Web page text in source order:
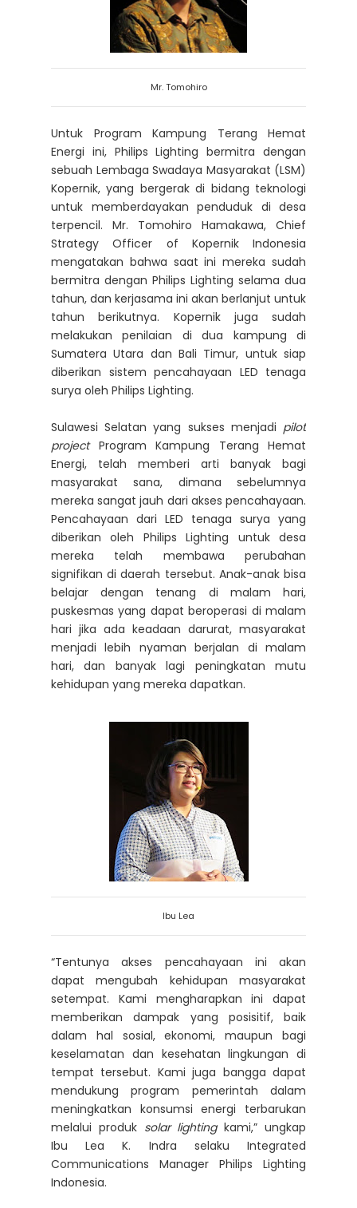
Mr. Tomohiro
Untuk Program Kampung Terang Hemat
Energi ini, Philips Lighting bermitra dengan
sebuah Lembaga Swadaya Masyarakat (LSM)
Kopernik, yang bergerak di bidang teknologi
untuk memberdayakan penduduk di desa
terpencil. Mr. Tomohiro Hamakawa, Chief
Strategy Officer of Kopernik Indonesia
mengatakan bahwa saat ini mereka sudah
bermitra dengan Philips Lighting selama dua
tahun, dan kerjasama ini akan berlanjut untuk
tahun berikutnya. Kopernik juga sudah
melakukan penilaian di dua kampung di
Sumatera Utara dan Bali Timur, untuk siap
diberikan sistem pencahayaan LED tenaga
surya oleh Philips Lighting.
Sulawesi Selatan yang sukses menjadi pilot
projectProgram Kampung Terang Hemat
Energi, telah memberi arti banyak bagi
masyarakat sana, dimana sebelumnya
mereka sangat jauh dari akses pencahayaan.
Pencahayaan dari LED tenaga surya yang
diberikan oleh Philips Lighting untuk desa
mereka telah membawa perubahan
signifikan di daerah tersebut. Anak-anak bisa
belajar dengan tenang di malam hari,
puskesmas yang dapat beroperasi di malam
hari jika ada keadaan darurat, masyarakat
menjadi lebih nyaman berjalan di malam
hari, dan banyak lagi peningkatan mutu
kehidupan yang mereka dapatkan.
Ibu Lea
“Tentunya akses pencahayaan ini akan
dapat mengubah kehidupan masyarakat
setempat. Kami mengharapkan ini dapat
memberikan dampak yang posisitif, baik
dalam hal sosial, ekonomi, maupun bagi
keselamatan dan kesehatan lingkungan di
tempat tersebut. Kami juga bangga dapat
mendukung program pemerintah dalam
meningkatkan konsumsi energi terbarukan
melalui produk solar lightingkami,” ungkap
Ibu Lea K. Indra selaku Integrated
Communications Manager Philips Lighting
Indonesia.